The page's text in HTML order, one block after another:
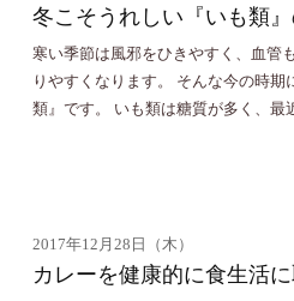
冬こそうれしい『いも類
寒い季節は風邪をひきやすく、血管
りやすくなります。 そんな今の時期
類』です。 いも類は糖質が多く、最
2017年12月28日（木）
カレーを健康的に食生活